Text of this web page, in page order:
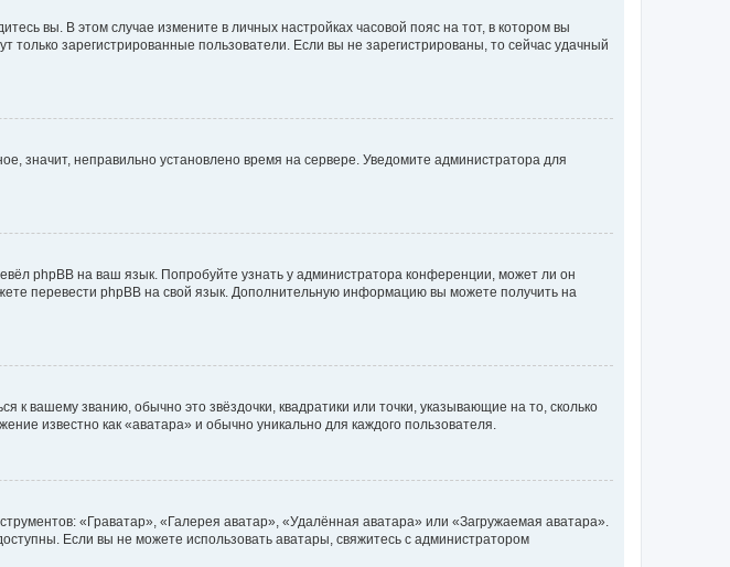
вы. В этом случае измените в личных настройках часовой пояс на тот, в котором вы
только зарегистрированные пользователи. Если вы не зарегистрированы, то сейчас удачный
значит, неправильно установлено время на сервере. Уведомите администратора для
phpBB на ваш язык. Попробуйте узнать у администратора конференции, может ли он
перевести phpBB на свой язык. Дополнительную информацию вы можете получить на
к вашему званию, обычно это звёздочки, квадратики или точки, указывающие на то, сколько
известно как «аватара» и обычно уникально для каждого пользователя.
«Граватар», «Галерея аватар», «Удалённая аватара» или «Загружаемая аватара».
Если вы не можете использовать аватары, свяжитесь с администратором